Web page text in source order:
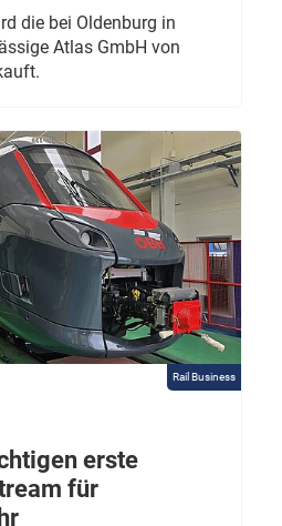
die bei Oldenburg in
Atlas GmbH von
Rail Business
erste
für